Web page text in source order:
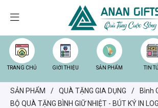
TRANG CHỦ GIỚI THIỆU SẢN PHẨM TIN
SẢN PHẨM / QUÀ TẶNG GIA DỤNG / Bình
BỘ QUÀ TẶNG BÌNH GIỮ NHIỆT - BÚT KÝ IN